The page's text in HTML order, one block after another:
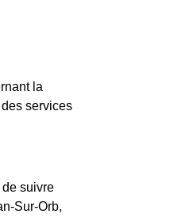
la
services
suivre
Sur-Orb,